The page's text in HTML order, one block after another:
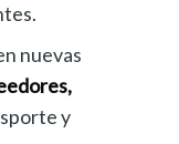
nuevas
y